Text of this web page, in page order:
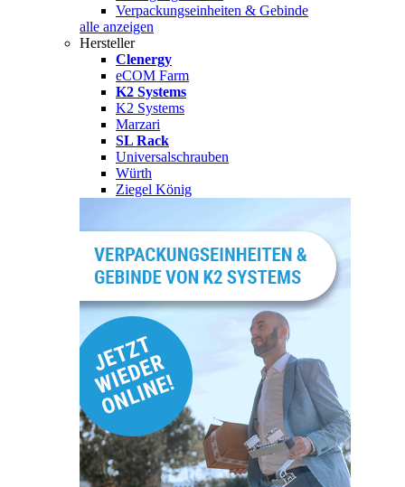
Verpackungseinheiten & Gebinde
alle anzeigen
Hersteller
Clenergy
eCOM Farm
K2 Systems
K2 Systems
Marzari
SL Rack
Universalschrauben
Würth
Ziegel König